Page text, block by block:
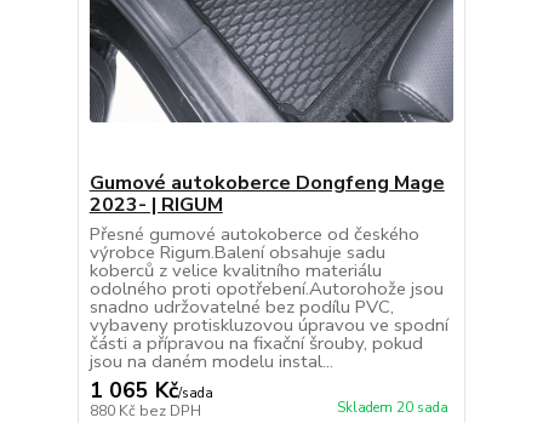
Gumové autokoberce Dongfeng Mage
2023- | RIGUM
Přesné gumové autokoberce od českého
výrobce Rigum.Balení obsahuje sadu
koberců z velice kvalitního materiálu
odolného proti opotřebení.Autorohože jsou
snadno udržovatelné bez podílu PVC,
vybaveny protiskluzovou úpravou ve spodní
části a přípravou na fixační šrouby, pokud
jsou na daném modelu instal...
1 065 Kč/sada
880 Kč bez DPH Skladem 20 sada